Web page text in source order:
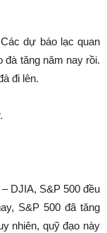
dự báo lạc quan
đà tăng năm nay rồi.
đi lên.
DJIA, S&P 500 đều
S&P 500 đã tăng
nhiên, quỹ đạo này